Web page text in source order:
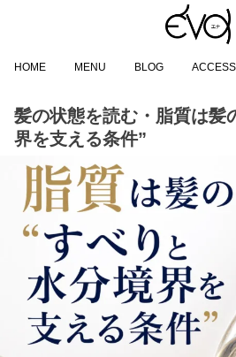
HOME MENU BLOG ACCESS
髪の状態を読む・脂質は髪
界を支える条件”